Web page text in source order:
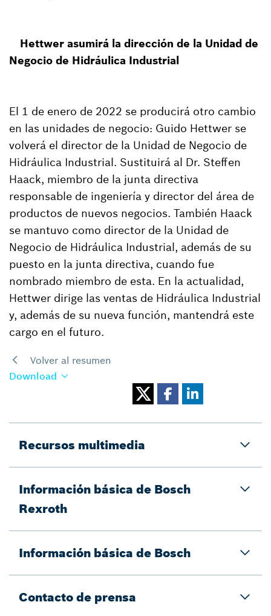
Hettwer asumirá la dirección de la Unidad de
Negocio de Hidráulica Industrial
El 1 de enero de 2022 se producirá otro cambio
en las unidades de negocio: Guido Hettwer se
volverá el director de la Unidad de Negocio de
Hidráulica Industrial. Sustituirá al Dr. Steffen
Haack, miembro de la junta directiva
responsable de ingeniería y director del área de
productos de nuevos negocios. También Haack
se mantuvo como director de la Unidad de
Negocio de Hidráulica Industrial, además de su
puesto en la junta directiva, cuando fue
nombrado miembro de esta. En la actualidad,
Hettwer dirige las ventas de Hidráulica Industrial
y, además de su nueva función, mantendrá este
cargo en el futuro.
Volver al resumen
Download
Recursos multimedia
Información básica de Bosch
Rexroth
Información básica de Bosch
Contacto de prensa